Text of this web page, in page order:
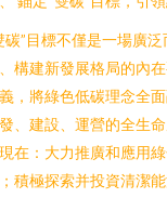
碳”目標不僅是一場廣
構建新發展格局的內
，將綠色低碳理念全
、建設、運營的全生
在：大力推廣和應用
積極探索并投資清潔